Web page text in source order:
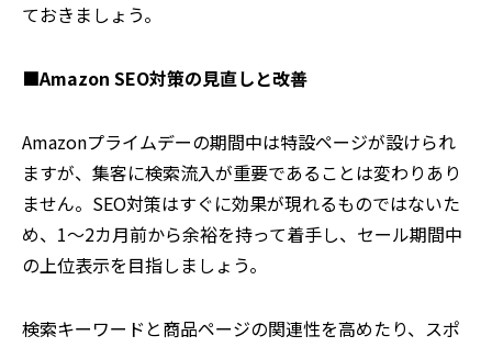
ておきましょう。
■Amazon SEO対策の見直しと改善
Amazonプライムデーの期間中は特設ページが設けられ
ますが、集客に検索流入が重要であることは変わりあり
ません。SEO対策はすぐに効果が現れるものではないた
め、1～2カ月前から余裕を持って着手し、セール期間中
の上位表示を目指しましょう。
検索キーワードと商品ページの関連性を高めたり、スポ